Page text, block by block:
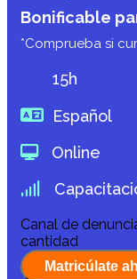
Bonificable
*Comprueba si
15h
Español
Online
Canal de
cantidad
Matricúlate